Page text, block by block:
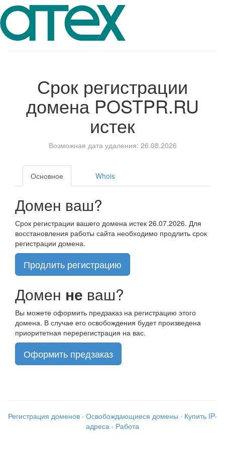
Срок регистрации
домена POSTPR.RU
истек
Возможная дата удаления: 26.08.2026
Основное Whois
Домен ваш?
Срок регистрации вашего домена истек 26.07.2026. Для
восстановления работы сайта необходимо продлить срок
регистрации домена.
Продлить регистрацию
Домен не ваш?
Вы можете оформить предзаказ на регистрацию этого
домена. В случае его освобождения будет произведена
приоритетная перерегистрация на вас.
Оформить предзаказ
Регистрация доменов · Освобождающиеся домены · Купить IP-
адреса · Работа